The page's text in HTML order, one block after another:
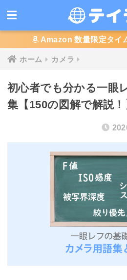
Amazon 数量限定タイ
ホーム カメラ
初心者でも分かる一眼
集【150の図解で解説！